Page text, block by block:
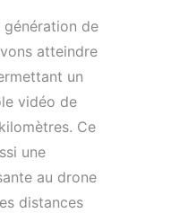
génération de
atteindre
un
vidéo de
Ce
une
au drone
distances